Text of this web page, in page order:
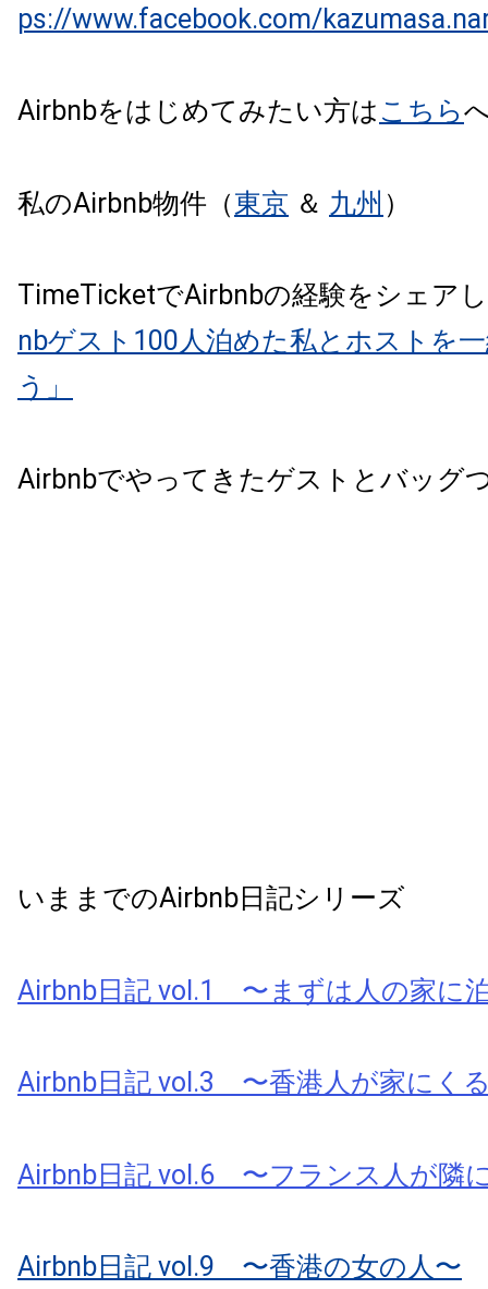
ps://www.facebook.com/
Airbnbをはじめてみたい方は こちら
私のAirbnb物件（東京 ＆ 九州 ）
TimeTicketでAirbnbの経験をシェア
nbゲスト100人泊めた私とホストを
う」
Airbnbでやってきたゲストとバッグ
いままでのAirbnb日記シリーズ
Airbnb日記 vol.1 〜まずは人の家に
Airbnb日記 vol.3 〜香港人が家にく
Airbnb日記 vol.6 〜フランス人が隣
Airbnb日記 vol.9 〜香港の女の人〜